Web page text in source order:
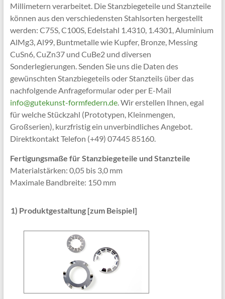
Millimetern verarbeitet. Die Stanzbiegeteile und Stanzteile
können aus den verschiedensten Stahlsorten hergestellt
werden: C75S, C100S, Edelstahl 1.4310, 1.4301, Aluminium
AlMg3, Al99, Buntmetalle wie Kupfer, Bronze, Messing
CuSn6, CuZn37 und CuBe2 und diversen
Sonderlegierungen. Senden Sie uns die Daten des
gewünschten Stanzbiegeteils oder Stanzteils über das
nachfolgende Anfrageformular oder per E-Mail
info@gutekunst-formfedern.de. Wir erstellen Ihnen, egal
für welche Stückzahl (Prototypen, Kleinmengen,
Großserien), kurzfristig ein unverbindliches Angebot.
Direktkontakt Telefon (+49) 07445 85160.
Fertigungsmaße für Stanzbiegeteile und Stanzteile
Materialstärken: 0,05 bis 3,0 mm
Maximale Bandbreite: 150 mm
1) Produktgestaltung [zum Beispiel]